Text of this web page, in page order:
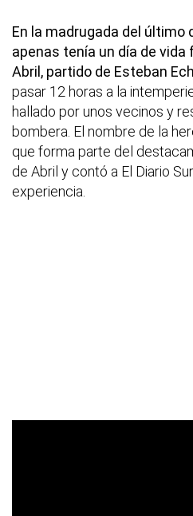
En la madrugada del último
apenas tenía un día de vida
Abril, partido de Esteban
pasar 12 horas a la
hallado por unos vecinos y
bombera. El nombre de la
que forma parte del
de Abril y contó a El Diario
experiencia.